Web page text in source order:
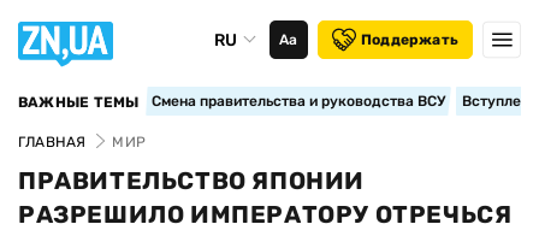
RU Аа Поддержать
ВАЖНЫЕ ТЕМЫ Смена правительства и руководства ВСУ
ГЛАВНАЯ МИР
ПРАВИТЕЛЬСТВО ЯПОНИИ
РАЗРЕШИЛО ИМПЕРАТОРУ ОТРЕЧЬСЯ